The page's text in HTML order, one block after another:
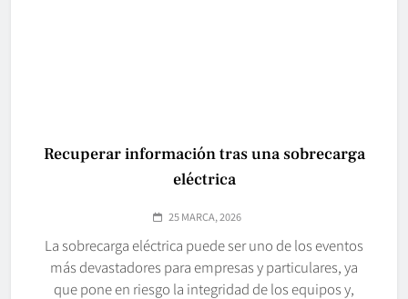
Recuperar información tras una sobrecarga
eléctrica
25 MARCA, 2026
La sobrecarga eléctrica puede ser uno de los eventos
más devastadores para empresas y particulares, ya
que pone en riesgo la integridad de los equipos y,